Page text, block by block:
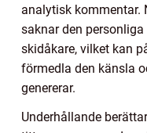
analytisk kommentar.
saknar den
skidåkare, vilket kan
förmedla den känsla
genererar.
Underhållande